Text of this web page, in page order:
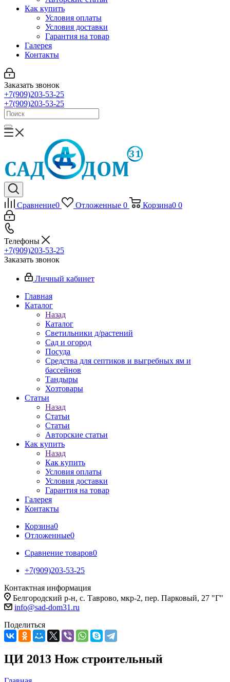
Как купить
Условия оплаты
Условия доставки
Гарантия на товар
Галерея
Контакты
Заказать звонок
+7(909)203-53-25
+7(909)203-53-25
Сравнение0 Отложенные 0 Корзина0 0
Телефоны
+7(909)203-53-25
Заказать звонок
Личный кабинет
Главная
Каталог
Назад
Каталог
Светильники д/растений
Сад и огород
Посуда
Средства для септиков и выгребных ям и
бассейнов
Тандыры
Хозтовары
Статьи
Назад
Статьи
Статьи
Авторские статьи
Как купить
Назад
Как купить
Условия оплаты
Условия доставки
Гарантия на товар
Галерея
Контакты
Корзина0
Отложенные0
Сравнение товаров0
+7(909)203-53-25
Контактная информация
Белгородский р-н, с. Таврово, мкр-2, пер. Парковый, 27 "Г"
info@sad-dom31.ru
Поделиться
ЦИ 2013 Нож строительный